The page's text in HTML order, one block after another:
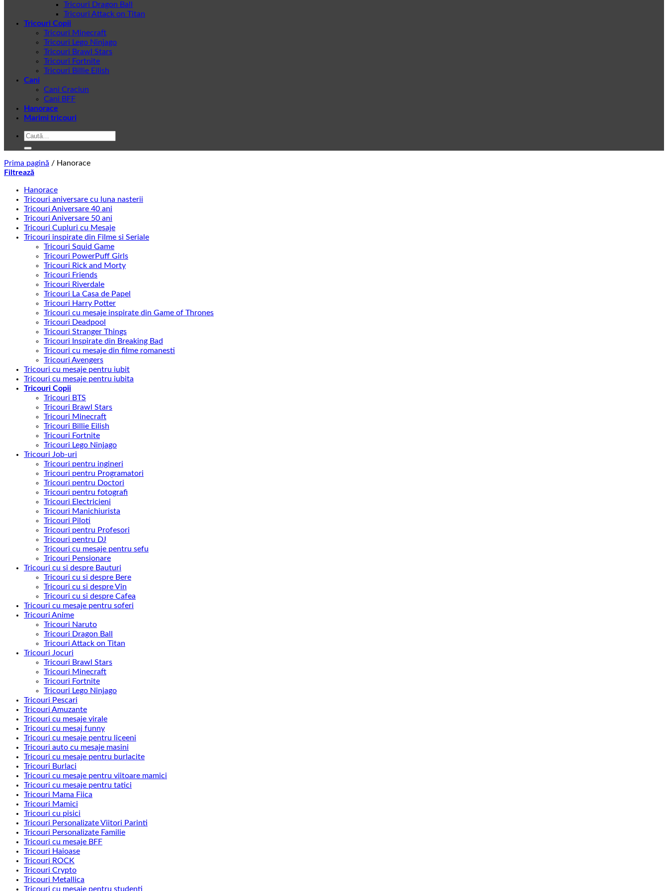
Tricouri Dragon Ball
Tricouri Attack on Titan
Tricouri Copii
Tricouri Minecraft
Tricouri Lego Ninjago
Tricouri Brawl Stars
Tricouri Fortnite
Tricouri Billie Eilish
Cani
Cani Craciun
Cani BFF
Hanorace
Marimi tricouri
Caută
Prima pagină / Hanorace
Filtrează
Hanorace
Tricouri aniversare cu luna nasterii
Tricouri Aniversare 40 ani
Tricouri Aniversare 50 ani
Tricouri Cupluri cu Mesaje
Tricouri inspirate din Filme si Seriale
Tricouri Squid Game
Tricouri PowerPuff Girls
Tricouri Rick and Morty
Tricouri Friends
Tricouri Riverdale
Tricouri La Casa de Papel
Tricouri Harry Potter
Tricouri cu mesaje inspirate din Game of Thrones
Tricouri Deadpool
Tricouri Stranger Things
Tricouri Inspirate din Breaking Bad
Tricouri cu mesaje din filme romanesti
Tricouri Avengers
Tricouri cu mesaje pentru iubit
Tricouri cu mesaje pentru iubita
Tricouri Copii
Tricouri BTS
Tricouri Brawl Stars
Tricouri Minecraft
Tricouri Billie Eilish
Tricouri Fortnite
Tricouri Lego Ninjago
Tricouri Job-uri
Tricouri pentru ingineri
Tricouri pentru Programatori
Tricouri pentru Doctori
Tricouri pentru fotografi
Tricouri Electricieni
Tricouri Manichiurista
Tricouri Piloti
Tricouri pentru Profesori
Tricouri pentru DJ
Tricouri cu mesaje pentru sefu
Tricouri Pensionare
Tricouri cu si despre Bauturi
Tricouri cu si despre Bere
Tricouri cu si despre Vin
Tricouri cu si despre Cafea
Tricouri cu mesaje pentru soferi
Tricouri Anime
Tricouri Naruto
Tricouri Dragon Ball
Tricouri Attack on Titan
Tricouri Jocuri
Tricouri Brawl Stars
Tricouri Minecraft
Tricouri Fortnite
Tricouri Lego Ninjago
Tricouri Pescari
Tricouri Amuzante
Tricouri cu mesaje virale
Tricouri cu mesaj funny
Tricouri cu mesaje pentru liceeni
Tricouri auto cu mesaje masini
Tricouri cu mesaje pentru burlacite
Tricouri Burlaci
Tricouri cu mesaje pentru viitoare mamici
Tricouri cu mesaje pentru tatici
Tricouri Mama Fiica
Tricouri Mamici
Tricouri cu pisici
Tricouri Personalizate Viitori Parinti
Tricouri Personalizate Familie
Tricouri cu mesaje BFF
Tricouri Haioase
Tricouri ROCK
Tricouri Crypto
Tricouri Metallica
Tricouri cu mesaje pentru studenti